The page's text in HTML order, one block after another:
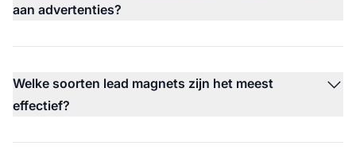
aan advertenties?
Welke soorten lead magnets zijn het meest
effectief?